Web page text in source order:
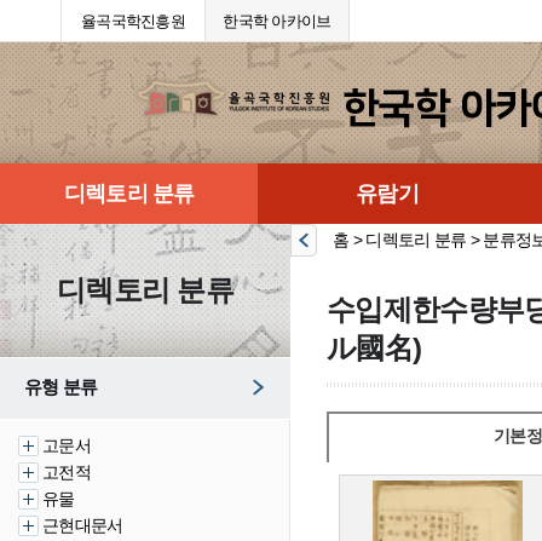
율곡국학진흥원 한국학 아카이브
디렉토리 분류 유람기
디렉토리 분류
유형 분류
고문서
고전적
유물
근현대문서
홈 > 디렉토리 분류 > 분류정
수입제한수량부
ル國名)
기본